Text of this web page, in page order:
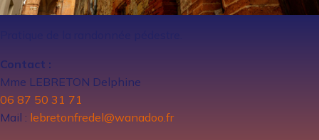
Contact :
Mme LEBRETON Delphine
06 87 50 31 71
Mail : lebretonfredel@wanadoo.fr